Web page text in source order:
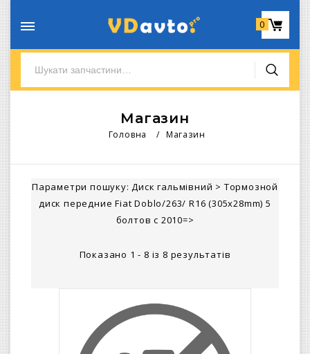
0
Магазин
Головна / Магазин
Параметри пошуку:Диск гальмівний > Тормозной
диск передние Fiat Doblo/263/ R16 (305x28mm) 5
болтов c 2010=>
Показано 1 - 8 із 8 результатів